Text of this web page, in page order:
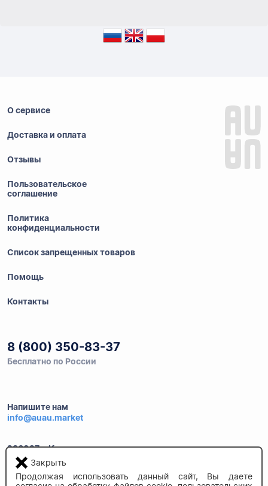
О сервисе
Доставка и оплата
Отзывы
Пользовательское
соглашение
Политика
конфиденциальности
Список запрещенных товаров
Помощь
Контакты
8 (800) 350-83-37
Бесплатно по России
Напишите нам
info@auau.market
236027, г.Калининград
ул.Калязинская 6, оф. 2
Закрыть
Продолжая использовать данный сайт, Вы даете